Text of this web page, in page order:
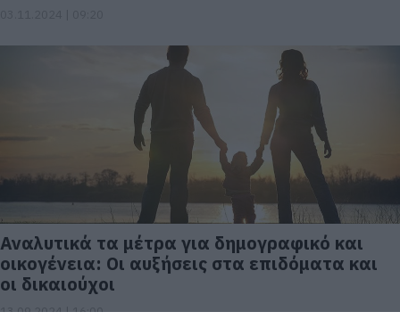
Αναλυτικά τα μέτρα για δημογραφικό και
οικογένεια: Οι αυξήσεις στα επιδόματα και
οι δικαιούχοι
13.09.2024 | 16:00